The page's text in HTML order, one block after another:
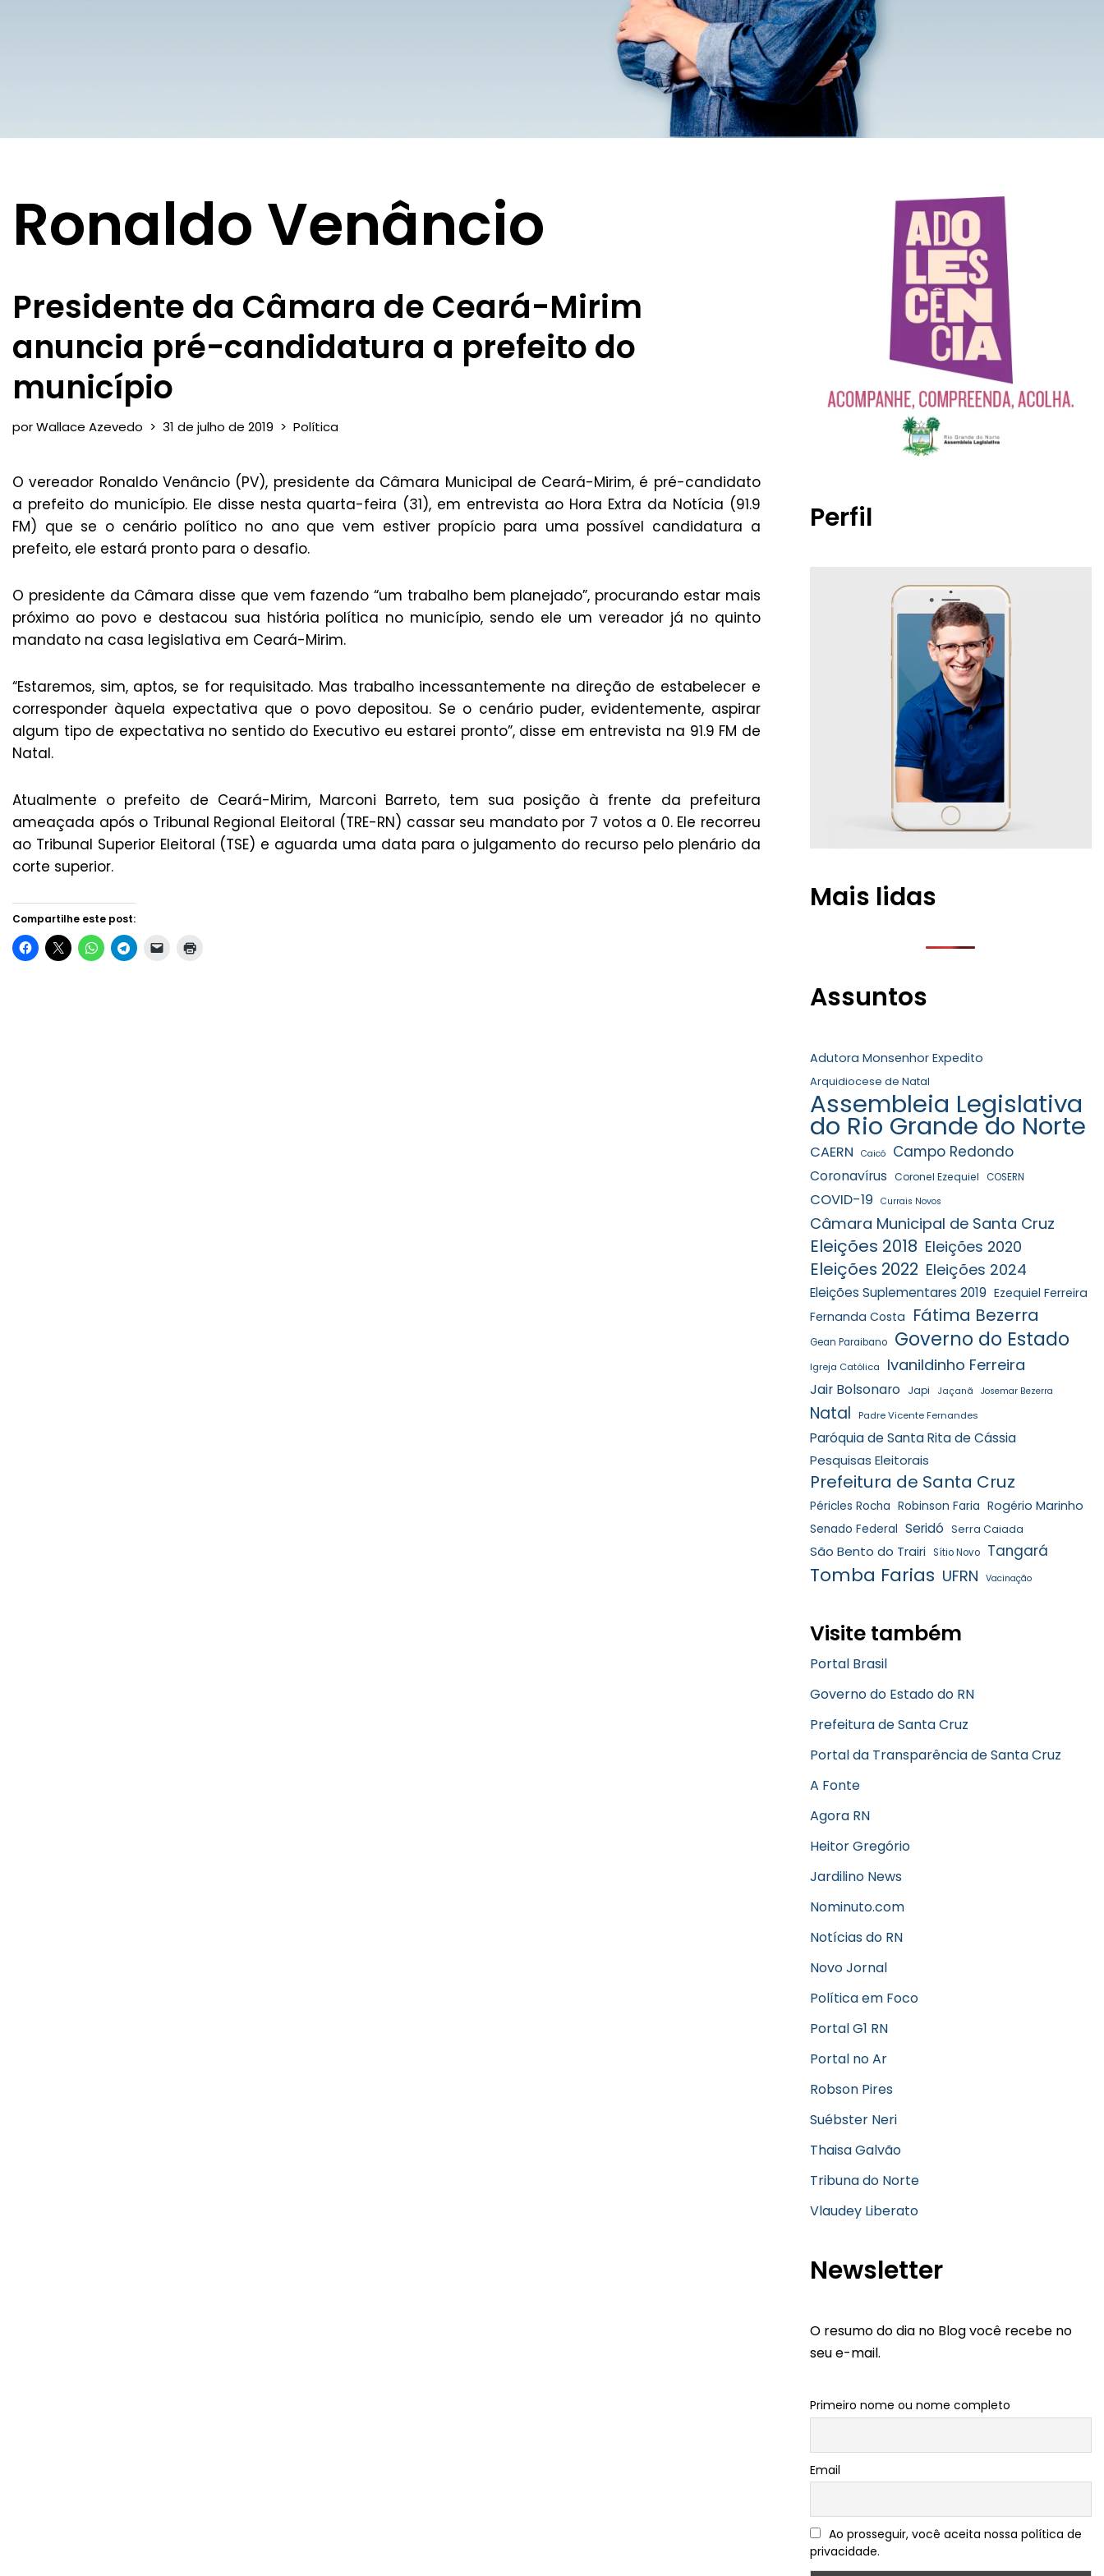
Ronaldo Venâncio
Presidente da Câmara de Ceará-Mirim
anuncia pré-candidatura a prefeito do
município
porWallace Azevedo 31 de julho de 2019 Política
O vereador Ronaldo Venâncio (PV), presidente da Câmara Municipal de Ceará-Mirim, é pré-candidato
a prefeito do município. Ele disse nesta quarta-feira (31), em entrevista ao Hora Extra da Notícia (91.9
FM) que se o cenário político no ano que vem estiver propício para uma possível candidatura a
prefeito, ele estará pronto para o desafio.
O presidente da Câmara disse que vem fazendo “um trabalho bem planejado”, procurando estar mais
próximo ao povo e destacou sua história política no município, sendo ele um vereador já no quinto
mandato na casa legislativa em Ceará-Mirim.
“Estaremos, sim, aptos, se for requisitado. Mas trabalho incessantemente na direção de estabelecer e
corresponder àquela expectativa que o povo depositou. Se o cenário puder, evidentemente, aspirar
algum tipo de expectativa no sentido do Executivo eu estarei pronto”, disse em entrevista na 91.9 FM de
Natal.
Atualmente o prefeito de Ceará-Mirim, Marconi Barreto, tem sua posição à frente da prefeitura
ameaçada após o Tribunal Regional Eleitoral (TRE-RN) cassar seu mandato por 7 votos a 0. Ele recorreu
ao Tribunal Superior Eleitoral (TSE) e aguarda uma data para o julgamento do recurso pelo plenário da
corte superior.
Compartilhe este post:
Perfil
Mais lidas
Assuntos
Adutora Monsenhor Expedito
Arquidiocese de Natal
Assembleia Legislativa
do Rio Grande do Norte
CAERN Caicó Campo Redondo
Coronavírus Coronel Ezequiel COSERN
COVID-19 Currais Novos
Câmara Municipal de Santa Cruz
Eleições 2018 Eleições 2020
Eleições 2022 Eleições 2024
Eleições Suplementares 2019 Ezequiel Ferreira
Fernanda Costa Fátima Bezerra
Gean Paraibano Governo do Estado
Igreja Católica Ivanildinho Ferreira
Jair Bolsonaro Japi Jaçanã Josemar Bezerra
Natal Padre Vicente Fernandes
Paróquia de Santa Rita de Cássia
Pesquisas Eleitorais
Prefeitura de Santa Cruz
Péricles Rocha Robinson Faria Rogério Marinho
Senado Federal Seridó Serra Caiada
São Bento do Trairi Sítio Novo Tangará
Tomba Farias UFRN Vacinação
Visite também
Portal Brasil
Governo do Estado do RN
Prefeitura de Santa Cruz
Portal da Transparência de Santa Cruz
A Fonte
Agora RN
Heitor Gregório
Jardilino News
Nominuto.com
Notícias do RN
Novo Jornal
Política em Foco
Portal G1 RN
Portal no Ar
Robson Pires
Suébster Neri
Thaisa Galvão
Tribuna do Norte
Vlaudey Liberato
Newsletter
O resumo do dia no Blog você recebe no
seu e-mail.
Primeiro nome ou nome completo
Email
Ao prosseguir, você aceita nossa política de
privacidade.